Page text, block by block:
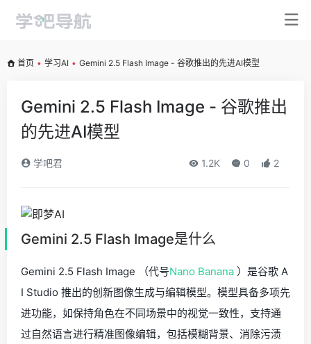
首页 • 学习AI • Gemini 2.5 Flash Image - 谷歌推出的先进AI模型
Gemini 2.5 Flash Image - 谷歌推出
的先进AI模型
学吧君 1.2K 0 2
Gemini 2.5 Flash Image是什么
Gemini 2.5 Flash Image （代号Nano Banana ）是谷歌 A
I Studio 推出的创新图像生成与编辑模型。模型具备多项先
进功能，如保持角色在不同场景中的视觉一致性，支持通
过自然语言进行精准图像编辑，包括模糊背景、消除污渍